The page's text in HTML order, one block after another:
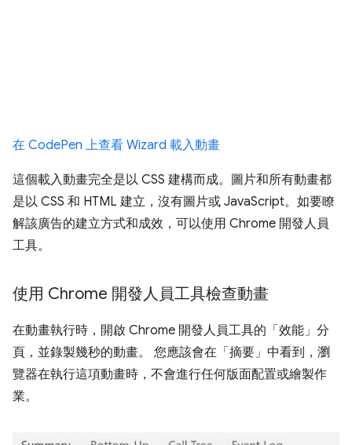
在 CodePen 上查看 Wizard 載入動畫
這個載入動畫完全是以 CSS 建構而成。圖片和所有動畫都
是以 CSS 和 HTML 建立，沒有圖片或 JavaScript。如要瞭
解該廣告的建立方式和成效，可以使用 Chrome 開發人員
工具。
使用 Chrome 開發人員工具檢查動畫
在動畫執行時，開啟 Chrome 開發人員工具的「效能」分
頁，並錄製幾秒的動畫。 您應該會在「摘要」中看到，瀏
覽器在執行這項動畫時，不會進行任何版面配置或繪製作
業。